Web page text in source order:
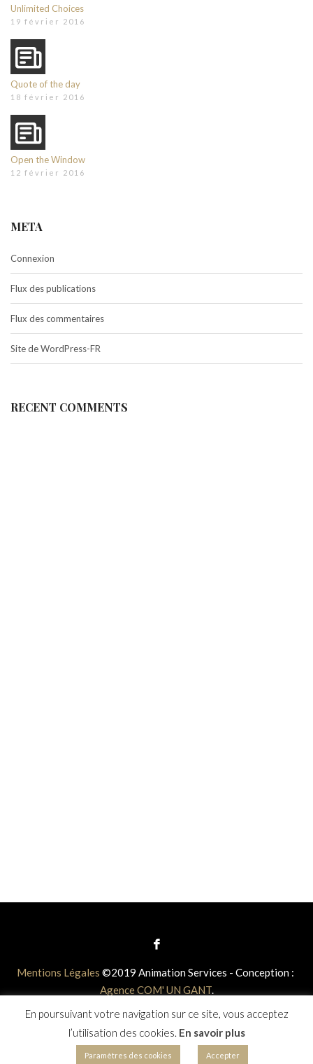
Unlimited Choices
19 février 2016
Quote of the day
18 février 2016
Open the Window
12 février 2016
META
Connexion
Flux des publications
Flux des commentaires
Site de WordPress-FR
RECENT COMMENTS
En poursuivant votre navigation sur ce site, vous acceptez
l’utilisation des cookies. En savoir plus
Paramètres des cookies Accepter
Mentions Légales ©2019 Animation Services - Conception :
Agence COM' UN GANT.